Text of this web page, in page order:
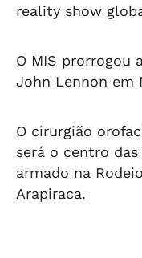
reality show
O MIS prorrogou
John Lennon em
O cirurgião
será o centro
armado na
Arapiraca.